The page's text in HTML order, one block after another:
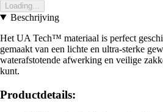
Loading...
Beschrijving
Het UA Tech™ materiaal is perfect
gemaakt van een lichte en ultra-sterke
waterafstotende afwerking en veilige
kunt.
Productdetails: